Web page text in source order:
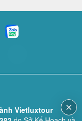
Vietluxtour